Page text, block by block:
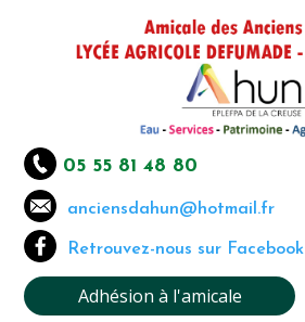
05 55 81 48 80
anciensdahun@hotmail.fr
Retrouvez-nous sur Facebook
Adhésion à l'amicale